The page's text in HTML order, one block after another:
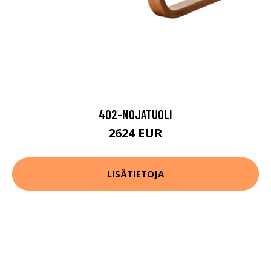
402-NOJATUOLI
2624 EUR
LISÄTIETOJA